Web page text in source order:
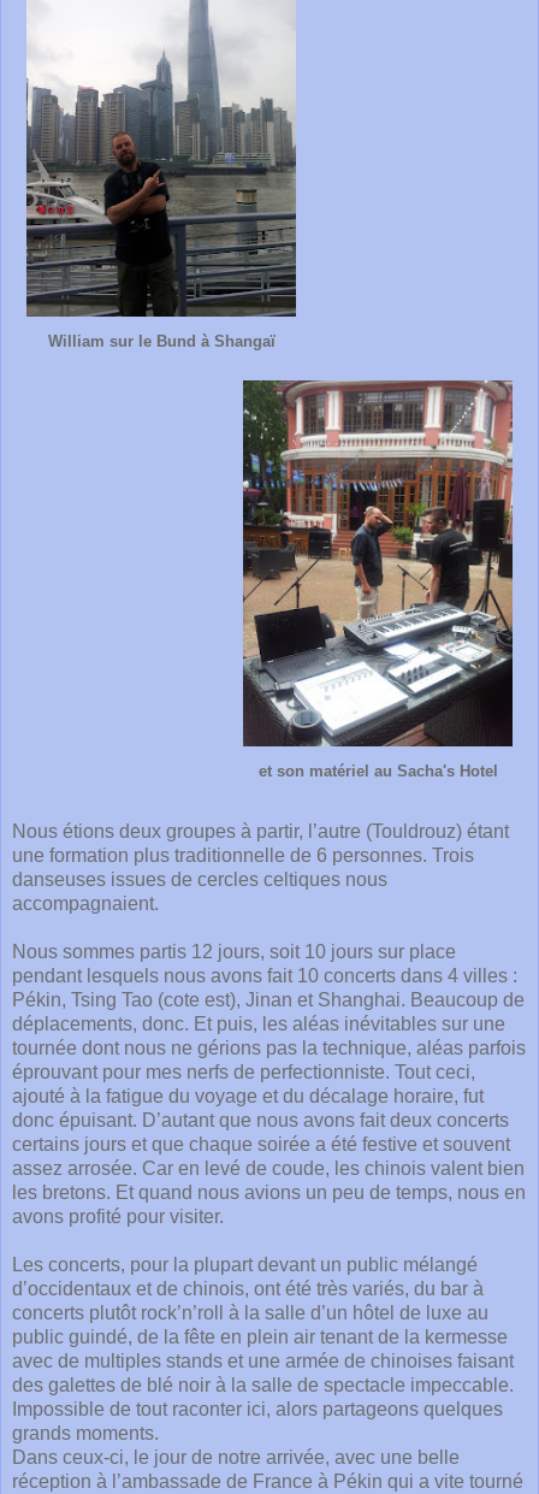
William sur le Bund à Shangaï
et son matériel au Sacha's Hotel
Nous étions deux groupes à partir, l’autre (Touldrouz) étant
une formation plus traditionnelle de 6 personnes. Trois
danseuses issues de cercles celtiques nous
accompagnaient.
Nous sommes partis 12 jours, soit 10 jours sur place
pendant lesquels nous avons fait 10 concerts dans 4 villes :
Pékin, Tsing Tao (cote est), Jinan et Shanghai. Beaucoup de
déplacements, donc. Et puis, les aléas inévitables sur une
tournée dont nous ne gérions pas la technique, aléas parfois
éprouvant pour mes nerfs de perfectionniste. Tout ceci,
ajouté à la fatigue du voyage et du décalage horaire, fut
donc épuisant. D’autant que nous avons fait deux concerts
certains jours et que chaque soirée a été festive et souvent
assez arrosée. Car en levé de coude, les chinois valent bien
les bretons. Et quand nous avions un peu de temps, nous en
avons profité pour visiter.
Les concerts, pour la plupart devant un public mélangé
d’occidentaux et de chinois, ont été très variés, du bar à
concerts plutôt rock’n’roll à la salle d’un hôtel de luxe au
public guindé, de la fête en plein air tenant de la kermesse
avec de multiples stands et une armée de chinoises faisant
des galettes de blé noir à la salle de spectacle impeccable.
Impossible de tout raconter ici, alors partageons quelques
grands moments.
Dans ceux-ci, le jour de notre arrivée, avec une belle
réception à l’ambassade de France à Pékin qui a vite tourné